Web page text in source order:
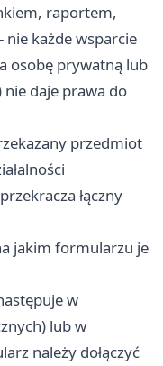
raportem,
nie każde wsparcie
osobę prywatną lub
daje prawa do
przedmiot
łączny
jakim formularzu je
w
lub w
należy dołączyć